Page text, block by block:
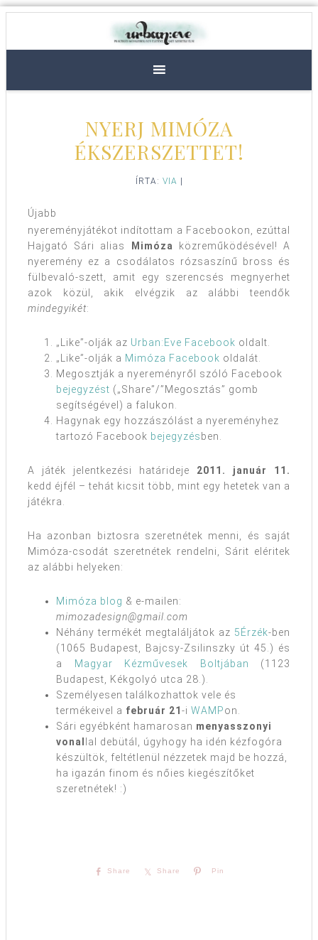
NYERJ MIMÓZA
ÉKSZERSZETTET!
ÍRTA: VIA
Újabb
nyereményjátékot indítottam a Facebookon, ezúttal
Hajgató Sári alias
Mimóza
közreműködésével! A
nyeremény ez a csodálatos rózsaszínű bross és
fülbevaló-szett, amit egy szerencsés megnyerhet
azok közül, akik elvégzik az alábbi teendők
mindegyikét:
„Like”-olják az Urban:Eve Facebook oldalt.
„Like”-olják a Mimóza Facebook oldalát.
Megosztják a nyereményről szóló Facebook
bejegyzést („Share”/”Megosztás” gomb
segítségével) a falukon.
Hagynak egy hozzászólást a nyereményhez
tartozó Facebook bejegyzés ben.
A játék jelentkezési határideje 2011. január 11.
kedd éjfél – tehát kicsit több, mint egy hetetek van a
játékra.
Ha azonban biztosra szeretnétek menni, és saját
Mimóza-csodát szeretnétek rendelni, Sárit eléritek
az alábbi helyeken:
Mimóza blog & e-mailen:
mimozadesign@gmail.com
Néhány termékét megtaláljátok az 5Érzék-ben
(1065 Budapest, Bajcsy-Zsilinszky út 45.) és
a
Magyar Kézművesek Boltjában (1123
Budapest, Kékgolyó utca 28.).
Személyesen találkozhattok vele és
termékeivel a február 21 -i WAMPon.
Sári egyébként hamarosan menyasszonyi
vonal
lal debütál, úgyhogy ha idén kézfogóra
készültök, feltétlenül nézzetek majd be hozzá,
ha igazán finom és nőies kiegészítőket
szeretnétek! :)
Share Share Pin